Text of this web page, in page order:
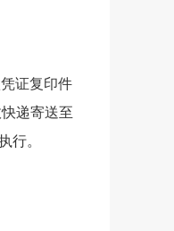
证复印件
递寄送至
行。